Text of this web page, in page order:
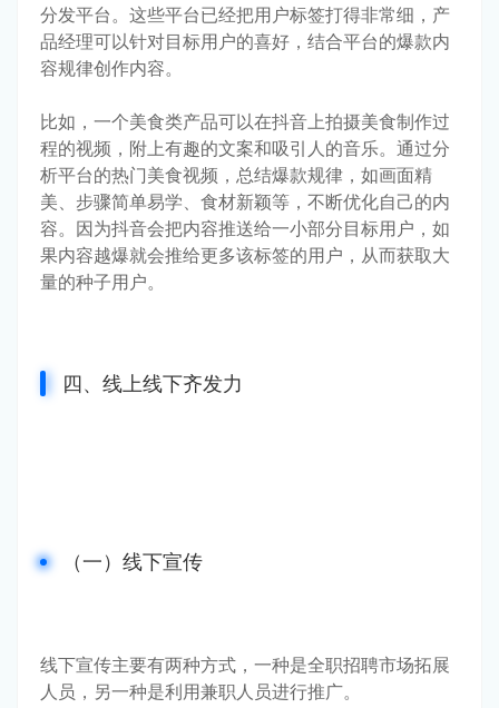
分发平台。这些平台已经把用户标签打得非常细，产
品经理可以针对目标用户的喜好，结合平台的爆款内
容规律创作内容。
比如，一个美食类产品可以在抖音上拍摄美食制作过
程的视频，附上有趣的文案和吸引人的音乐。通过分
析平台的热门美食视频，总结爆款规律，如画面精
美、步骤简单易学、食材新颖等，不断优化自己的内
容。因为抖音会把内容推送给一小部分目标用户，如
果内容越爆就会推给更多该标签的用户，从而获取大
量的种子用户。
四、线上线下齐发力
（一）线下宣传
线下宣传主要有两种方式，一种是全职招聘市场拓展
人员，另一种是利用兼职人员进行推广。